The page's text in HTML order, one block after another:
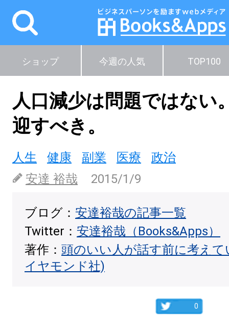
ショップ 今週の人気 TOP100
人口減少は問題ではない
迎すべき。
人生 健康 副業 医療
政治
安達 裕哉
2015/1/9
ブログ： 安達裕哉の記事一覧
Twitter： 安達裕哉（Books&Apps）
著作： 頭のいい人が話す前に考え
イヤモンド社)
0